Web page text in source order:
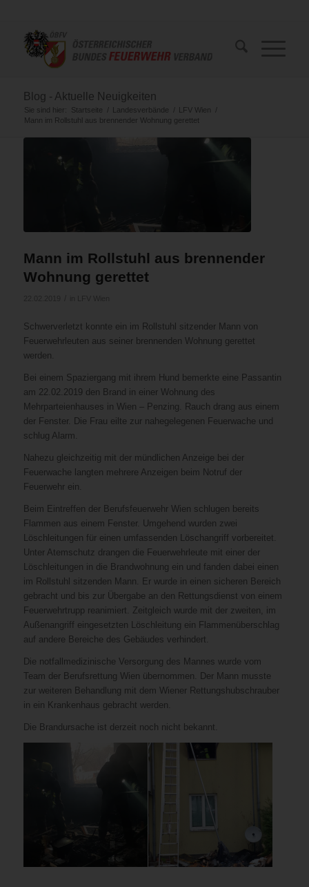
Blog - Aktuelle Neuigkeiten
Sie sind hier: Startseite / Landesverbände / LFV Wien
/
Mann im Rollstuhl aus brennender Wohnung gerettet
Mann im Rollstuhl aus brennender
Wohnung gerettet
Schwerverletzt konnte ein im Rollstuhl sitzender Mann von
Feuerwehrleuten aus seiner brennenden Wohnung gerettet
werden.
Bei einem Spaziergang mit ihrem Hund bemerkte eine Passantin
am 22.02.2019 den Brand in einer Wohnung des
Mehrparteienhauses in Wien – Penzing. Rauch drang aus einem
der Fenster. Die Frau eilte zur nahegelegenen Feuerwache und
schlug Alarm.
Nahezu gleichzeitig mit der mündlichen Anzeige bei der
Feuerwache langten mehrere Anzeigen beim Notruf der
Feuerwehr ein.
Beim Eintreffen der Berufsfeuerwehr Wien schlugen bereits
Flammen aus einem Fenster. Umgehend wurden zwei
Löschleitungen für einen umfassenden Löschangriff vorbereitet.
Unter Atemschutz drangen die Feuerwehrleute mit einer der
Löschleitungen in die Brandwohnung ein und fanden dabei einen
im Rollstuhl sitzenden Mann. Er wurde in einen sicheren Bereich
gebracht und bis zur Übergabe an den Rettungsdienst von einem
Feuerwehrtrupp reanimiert. Zeitgleich wurde mit der zweiten, im
Außenangriff eingesetzten Löschleitung ein Flammenüberschlag
auf andere Bereiche des Gebäudes verhindert.
Die notfallmedizinische Versorgung des Mannes wurde vom
Team der Berufsrettung Wien übernommen. Der Mann musste
zur weiteren Behandlung mit dem Wiener Rettungshubschrauber
in ein Krankenhaus gebracht werden.
Die Brandursache ist derzeit noch nicht bekannt.